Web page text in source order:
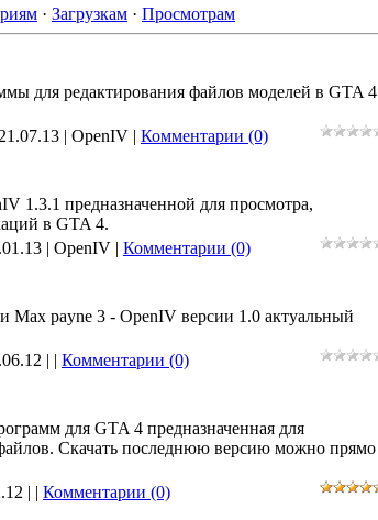
· Загрузкам · Просмотрам
для редактирования файлов моделей в GTA 4
21.07.13 | OpenIV | Комментарии (0)
1.3.1 предназначенной для просмотра,
в GTA 4.
| OpenIV | Комментарии (0)
Max payne 3 - OpenIV версии 1.0 актуальный
| | Комментарии (0)
для GTA 4 предназначенная для
Скачать последнюю версию можно прямо
| | Комментарии (0)